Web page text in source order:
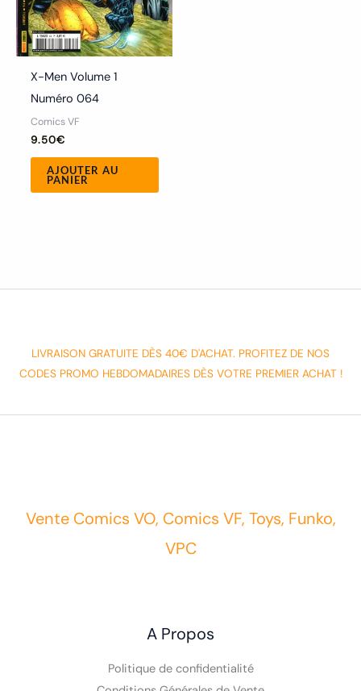
X-Men Volume 1
Numéro 064
Comics VF
9.50€
AJOUTER AU
PANIER
LIVRAISON GRATUITE DÈS 40€ D'ACHAT. PROFITEZ DE NOS
CODES PROMO HEBDOMADAIRES DÈS VOTRE PREMIER ACHAT !
Vente Comics VO, Comics VF, Toys, Funko,
VPC
A Propos
Politique de confidentialité